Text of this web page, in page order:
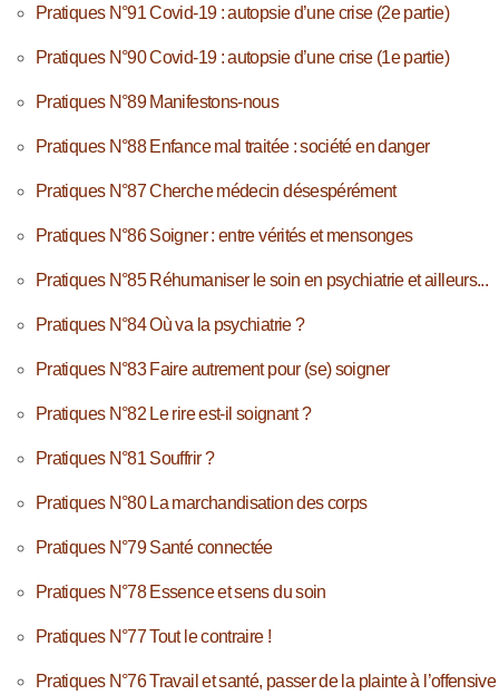
Pratiques N°91 Covid-19 : autopsie d’une crise (2e partie)
Pratiques N°90 Covid-19 : autopsie d’une crise (1e partie)
Pratiques N°89 Manifestons-nous
Pratiques N°88 Enfance mal traitée : société en danger
Pratiques N°87 Cherche médecin désespérément
Pratiques N°86 Soigner : entre vérités et mensonges
Pratiques N°85 Réhumaniser le soin en psychiatrie et ailleurs...
Pratiques N°84 Où va la psychiatrie ?
Pratiques N°83 Faire autrement pour (se) soigner
Pratiques N°82 Le rire est-il soignant ?
Pratiques N°81 Souffrir ?
Pratiques N°80 La marchandisation des corps
Pratiques N°79 Santé connectée
Pratiques N°78 Essence et sens du soin
Pratiques N°77 Tout le contraire !
Pratiques N°76 Travail et santé, passer de la plainte à l’offensive